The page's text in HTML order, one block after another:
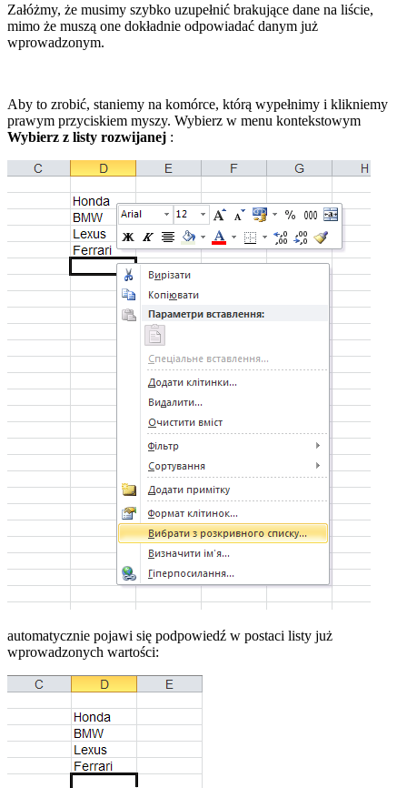
Załóżmy, że musimy szybko uzupełnić brakujące dane na liście,
mimo że muszą one dokładnie odpowiadać danym już
wprowadzonym.
Aby to zrobić, staniemy na komórce, którą wypełnimy i klikniemy
prawym przyciskiem myszy. Wybierz w menu kontekstowym
Wybierz z listy rozwijanej :
automatycznie pojawi się podpowiedź w postaci listy już
wprowadzonych wartości: